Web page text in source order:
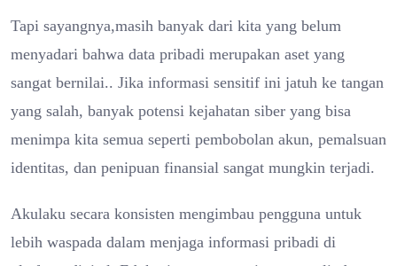
Tapi sayangnya,masih banyak dari kita yang belum
menyadari bahwa data pribadi merupakan aset yang
sangat bernilai.. Jika informasi sensitif ini jatuh ke tangan
yang salah, banyak potensi kejahatan siber yang bisa
menimpa kita semua seperti pembobolan akun, pemalsuan
identitas, dan penipuan finansial sangat mungkin terjadi.
Akulaku secara konsisten mengimbau pengguna untuk
lebih waspada dalam menjaga informasi pribadi di